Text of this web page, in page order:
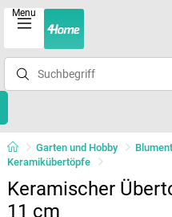
Menu
Garten und Hobby
Keramikübertöpfe
Keramischer
11 cm